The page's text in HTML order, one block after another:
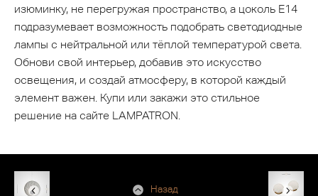
изюминку, не перегружая пространство, а цоколь Е14
подразумевает возможность подобрать светодиодные
лампы с нейтральной или тёплой температурой света.
Обнови свой интерьер, добавив это искусство
освещения, и создай атмосферу, в которой каждый
элемент важен. Купи или закажи это стильное
решение на сайте LAMPATRON.
Назад